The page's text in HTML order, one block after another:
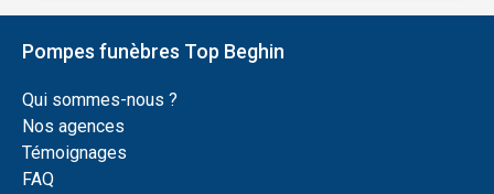
Pompes funèbres Top Beghin
Qui sommes-nous ?
Nos agences
Témoignages
FAQ